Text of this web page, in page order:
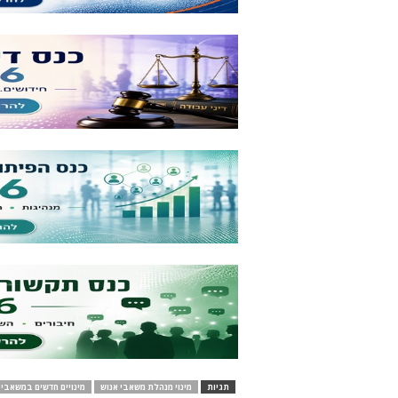
תגיות מינוי מנהלת משאבי אנוש מינויים חדשים